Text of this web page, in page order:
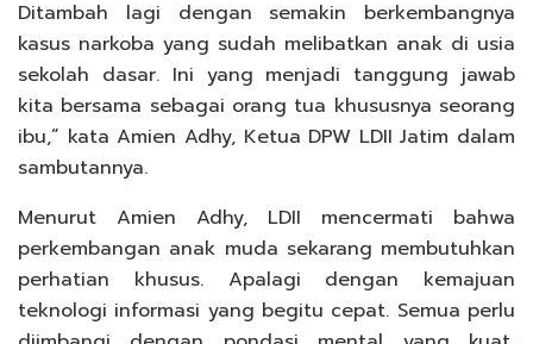
Ditambah lagi dengan semakin berkembangnya
kasus narkoba yang sudah melibatkan anak di usia
sekolah dasar. Ini yang menjadi tanggung jawab
kita bersama sebagai orang tua khususnya seorang
ibu,” kata Amien Adhy, Ketua DPW LDII Jatim dalam
sambutannya.
Menurut Amien Adhy, LDII mencermati bahwa
perkembangan anak muda sekarang membutuhkan
perhatian khusus. Apalagi dengan kemajuan
teknologi informasi yang begitu cepat. Semua perlu